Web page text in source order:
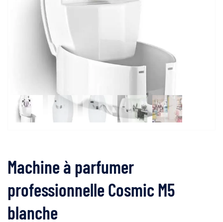
Machine à parfumer
professionnelle Cosmic M5
blanche